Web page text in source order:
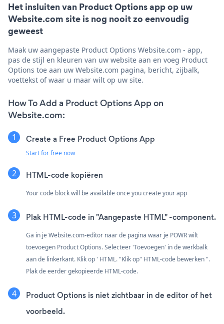
Het insluiten van Product Options app op uw
Website.com site is nog nooit zo eenvoudig
geweest
Maak uw aangepaste Product Options Website.com - app,
pas de stijl en kleuren van uw website aan en voeg Product
Options toe aan uw Website.com pagina, bericht, zijbalk,
voettekst of waar u maar wilt op uw site.
How To Add a Product Options App on
Website.com:
Create a Free Product Options App
Start for free now
HTML-code kopiëren
Your code block will be available once you create your app
Plak HTML-code in "Aangepaste HTML" -component.
Ga in je Website.com-editor naar de pagina waar je POWR wilt
toevoegen Product Options. Selecteer 'Toevoegen' in de werkbalk
aan de linkerkant. Klik op ' HTML. "Klik op" HTML-code bewerken ".
Plak de eerder gekopieerde HTML-code.
Product Options is niet zichtbaar in de editor of het
voorbeeld.